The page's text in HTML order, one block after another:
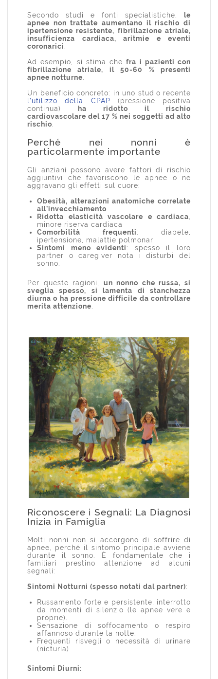
Secondo studi e fonti specialistiche, le
apnee non trattate aumentano il rischio di
ipertensione resistente, fibrillazione atriale,
insufficienza cardiaca, aritmie e eventi
coronarici.
Ad esempio, si stima chefra i pazienti con
fibrillazione atriale, il 50-60 % presenti
apnee notturne.
Un beneficio concreto: in uno studio recente
l’utilizzo della CPAP (pressione positiva
continua)
ha ridotto il rischio
cardiovascolare del 17 % nei soggetti ad alto
rischio.
Perché nei nonni è
particolarmente importante
Gli anziani possono avere fattori di rischio
aggiuntivi che favoriscono le apnee o ne
aggravano gli effetti sul cuore:
Obesità, alterazioni anatomiche correlate
all’invecchiamento
Ridotta elasticità vascolare e cardiaca,
minore riserva cardiaca
Comorbilità frequenti: diabete,
ipertensione, malattie polmonari
Sintomi meno evidenti: spesso il loro
partner o caregiver nota i disturbi del
sonno.
Per queste ragioni, un nonno che russa, si
sveglia spesso, si lamenta di stanchezza
diurna o ha pressione difficile da controllare
merita attenzione.
Riconoscere i Segnali: La Diagnosi
Inizia in Famiglia
Molti nonni non si accorgono di soffrire di
apnee, perché il sintomo principale avviene
durante il sonno. È fondamentale che i
familiari prestino attenzione ad alcuni
segnali:
Sintomi Notturni (spesso notati dal partner):
Russamento forte e persistente, interrotto
da momenti di silenzio (le apnee vere e
proprie).
Sensazione di soffocamento o respiro
affannoso durante la notte.
Frequenti risvegli o necessità di urinare
(nicturia).
Sintomi Diurni: